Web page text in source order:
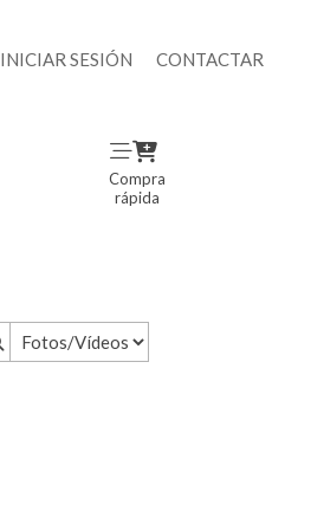
INICIAR SESIÓN CONTACTAR
Compra
rápida